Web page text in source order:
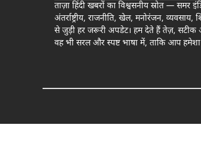
ताज़ा हिंदी खबरों का विश्वसनीय स्रोत — समर
अंतर्राष्ट्रीय, राजनीति, खेल, मनोरंजन, व्यवसाय,
से जुड़ी हर जरूरी अपडेट। हम देते हैं तेज़, सटीक
वह भी सरल और स्पष्ट भाषा में, ताकि आप